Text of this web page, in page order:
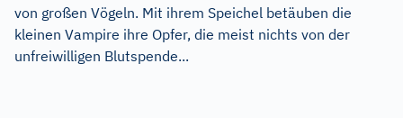
von großen Vögeln. Mit ihrem Speichel betäuben die
kleinen Vampire ihre Opfer, die meist nichts von der
unfreiwilligen Blutspende...